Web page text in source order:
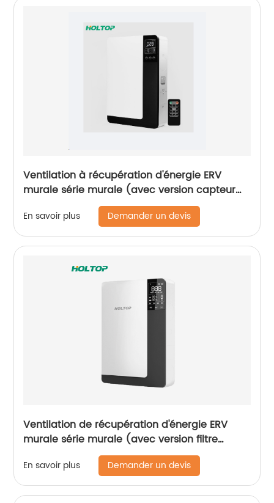
Ventilation à récupération d'énergie ERV
murale série murale (avec version capteur
En savoir plus Demander un devis
Ventilation de récupération d'énergie ERV
murale série murale (avec version filtre
En savoir plus Demander un devis